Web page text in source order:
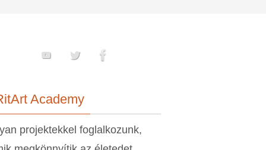
Academy
projektekkel foglalkozunk,